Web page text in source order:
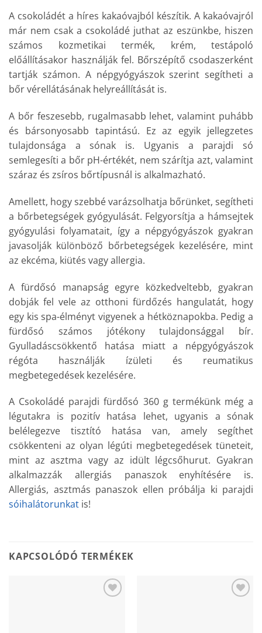
A csokoládét a híres kakaóvajból készítik. A kakaóvajról
már nem csak a csokoládé juthat az eszünkbe, hiszen
számos kozmetikai termék, krém, testápoló
előállításakor használják fel. Bőrszépítő csodaszerként
tartják számon. A népgyógyászok szerint segítheti a
bőr vérellátásának helyreállítását is.
A bőr feszesebb, rugalmasabb lehet, valamint puhább
és bársonyosabb tapintású. Ez az egyik jellegzetes
tulajdonsága a sónak is. Ugyanis a parajdi só
semlegesíti a bőr pH-értékét, nem szárítja azt, valamint
száraz és zsíros bőrtípusnál is alkalmazható.
Amellett, hogy szebbé varázsolhatja bőrünket, segítheti
a bőrbetegségek gyógyulását. Felgyorsítja a hámsejtek
gyógyulási folyamatait, így a népgyógyászok gyakran
javasolják különböző bőrbetegségek kezelésére, mint
az ekcéma, kiütés vagy allergia.
A fürdősó manapság egyre közkedveltebb, gyakran
dobják fel vele az otthoni fürdőzés hangulatát, hogy
egy kis spa-élményt vigyenek a hétköznapokba. Pedig a
fürdősó számos jótékony tulajdonsággal bír.
Gyulladáscsökkentő hatása miatt a népgyógyászok
régóta használják ízületi és reumatikus
megbetegedések kezelésére.
A Csokoládé parajdi fürdősó 360 g termékünk még a
légutakra is pozitív hatása lehet, ugyanis a sónak
belélegezve tisztító hatása van, amely segíthet
csökkenteni az olyan légúti megbetegedések tüneteit,
mint az asztma vagy az idült légcsőhurut. Gyakran
alkalmazzák allergiás panaszok enyhítésére is.
Allergiás, asztmás panaszok ellen próbálja ki parajdi
sóihalátorunkat is!
KAPCSOLÓDÓ TERMÉKEK